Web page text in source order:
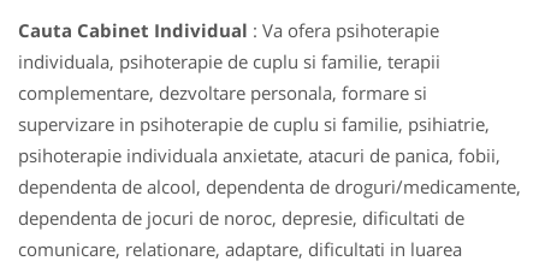
Cauta Cabinet Individual : Va ofera psihoterapie
individuala, psihoterapie de cuplu si familie, terapii
complementare, dezvoltare personala, formare si
supervizare in psihoterapie de cuplu si familie, psihiatrie,
psihoterapie individuala anxietate, atacuri de panica, fobii,
dependenta de alcool, dependenta de droguri/medicamente,
dependenta de jocuri de noroc, depresie, dificultati de
comunicare, relationare, adaptare, dificultati in luarea